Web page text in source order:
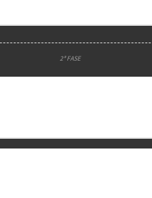
2ª FASE